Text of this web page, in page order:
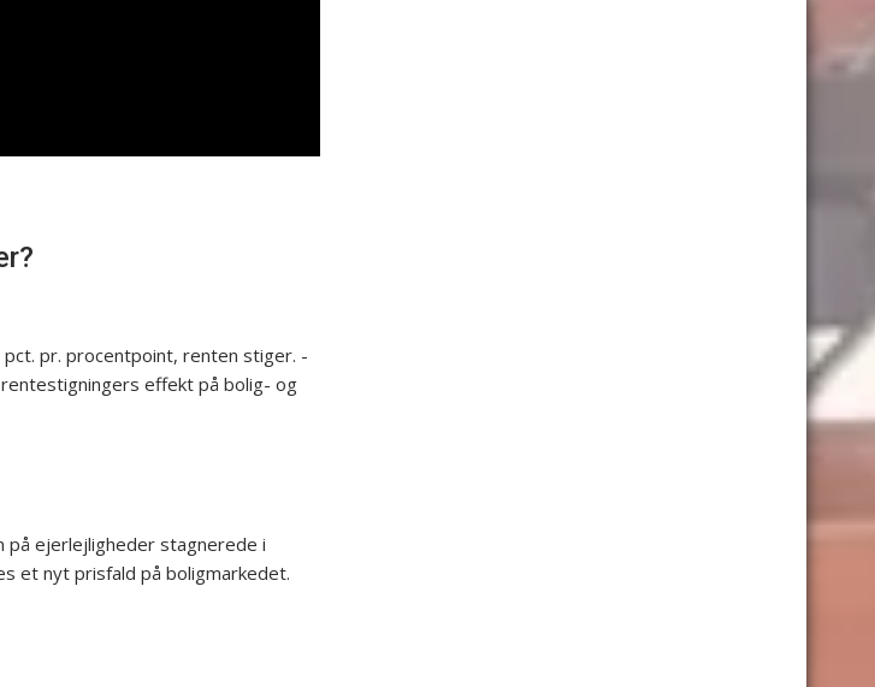
pr. procentpoint, renten stiger. -
effekt på bolig- og
ejerlejligheder stagnerede i
et nyt prisfald på boligmarkedet.